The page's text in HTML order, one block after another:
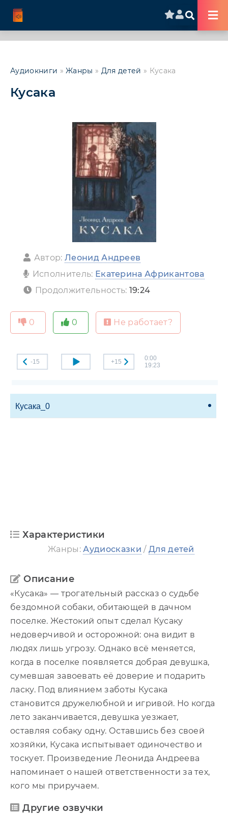
Аудиокниги »Жанры » Для детей » Кусака
Кусака
Автор: Леонид Андреев
Исполнитель: Екатерина Африкантова
Продолжительность: 19:24
0 0 Не работает?
-15 +15
0:00
19:23
Кусака_0
Характеристики
Жанры:Аудиосказки / Для детей
Описание
«Кусака» — трогательный рассказ о судьбе
бездомной собаки, обитающей в дачном
поселке. Жестокий опыт сделал Кусаку
недоверчивой и осторожной: она видит в
людях лишь угрозу. Однако всё меняется,
когда в поселке появляется добрая девушка,
сумевшая завоевать её доверие и подарить
ласку. Под влиянием заботы Кусака
становится дружелюбной и игривой. Но когда
лето заканчивается, девушка уезжает,
оставляя собаку одну. Оставшись без своей
хозяйки, Кусака испытывает одиночество и
тоскует. Произведение Леонида Андреева
напоминает о нашей ответственности за тех,
кого мы приручаем.
Другие озвучки